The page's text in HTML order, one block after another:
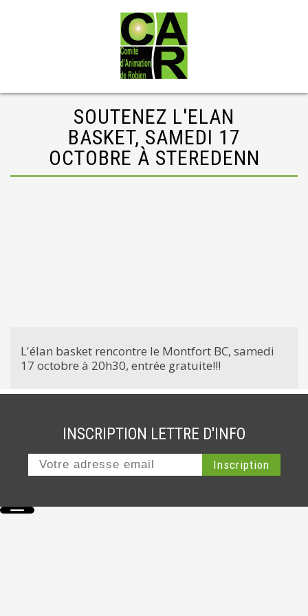
SOUTENEZ L'ELAN
BASKET, SAMEDI 17
OCTOBRE À STEREDENN
L'élan basket rencontre le Montfort BC, samedi
17 octobre à 20h30, entrée gratuite!!!
INSCRIPTION LETTRE D'INFO